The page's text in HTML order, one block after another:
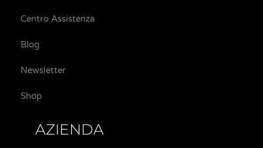
Centro Assistenza
Blog
Newsletter
Shop
AZIENDA